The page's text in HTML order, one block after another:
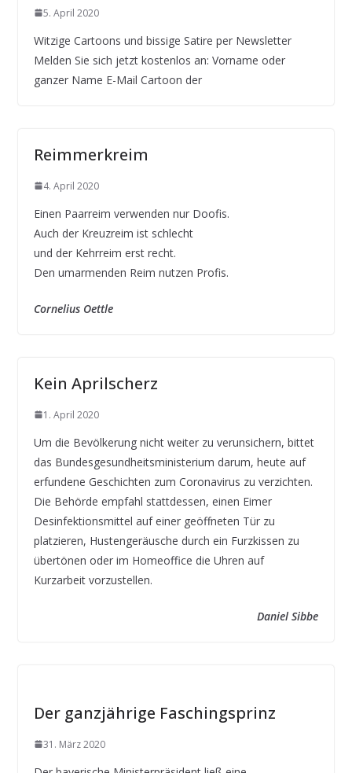
5. April 2020
Witzige Cartoons und bissige Satire per Newsletter
Melden Sie sich jetzt kostenlos an: Vorname oder
ganzer Name E-Mail Cartoon der
Reimmerkreim
4. April 2020
Einen Paarreim verwenden nur Doofis.
Auch der Kreuzreim ist schlecht
und der Kehrreim erst recht.
Den umarmenden Reim nutzen Profis.
Cornelius Oettle
Kein Aprilscherz
1. April 2020
Um die Bevölkerung nicht weiter zu verunsichern, bittet
das Bundesgesundheitsministerium darum, heute auf
erfundene Geschichten zum Coronavirus zu verzichten.
Die Behörde empfahl stattdessen, einen Eimer
Desinfektionsmittel auf einer geöffneten Tür zu
platzieren, Hustengeräusche durch ein Furzkissen zu
übertönen oder im Homeoffice die Uhren auf
Kurzarbeit vorzustellen.
Daniel Sibbe
Der ganzjährige Faschingsprinz
31. März 2020